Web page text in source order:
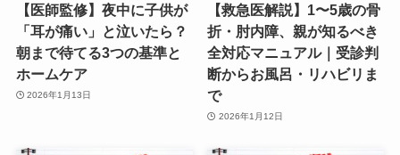
【医師監修】夜中に子供が
「耳が痛い」と泣いたら？
朝まで待てる3つの基準と
ホームケア
2026年1月13日
【救急医解説】1〜5歳の骨
折・肘内障、親が知るべき
全対応マニュアル｜受診判
断からお風呂・リハビリま
で
2026年1月12日